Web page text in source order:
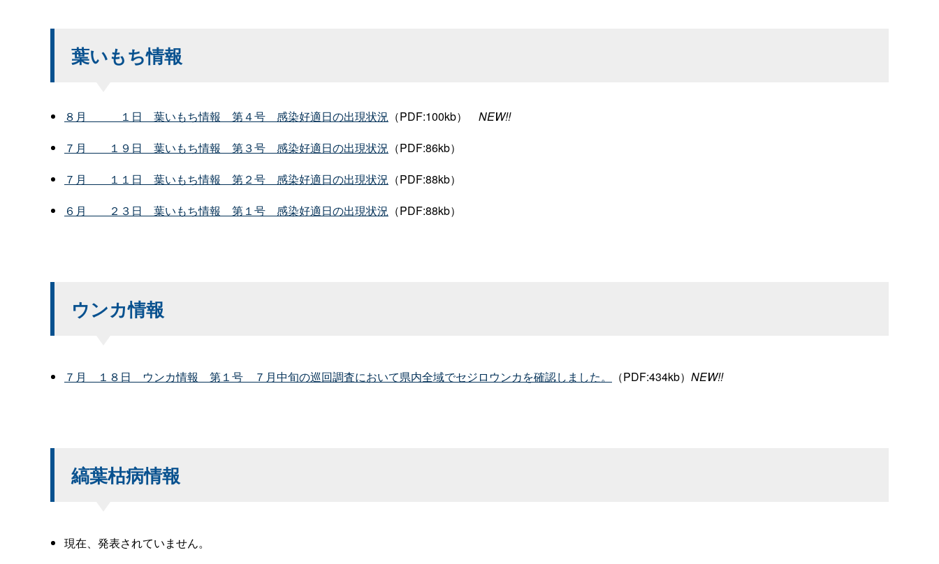
葉いもち情報
８ 月 １ 日 葉いもち情報 第４号 感染好適日の出現状況 （PDF:100kb） NEW!!
７ 月 １９ 日 葉いもち情報 第３号 感染好適日の出現状況 （PDF:86kb）
７ 月 １１ 日 葉いもち情報 第２号 感染好適日の出現状況 （PDF:88kb）
６ 月 ２３ 日 葉いもち情報 第１号 感染好適日の出現状況 （PDF:88kb）
ウンカ情報
７ 月 １８ 日 ウンカ情報 第１号 ７月中旬の巡回調査において県内全域でセジロウンカを確認しました。 （PDF:434kb） NEW!!
縞葉枯病情報
現在、発表されていません。